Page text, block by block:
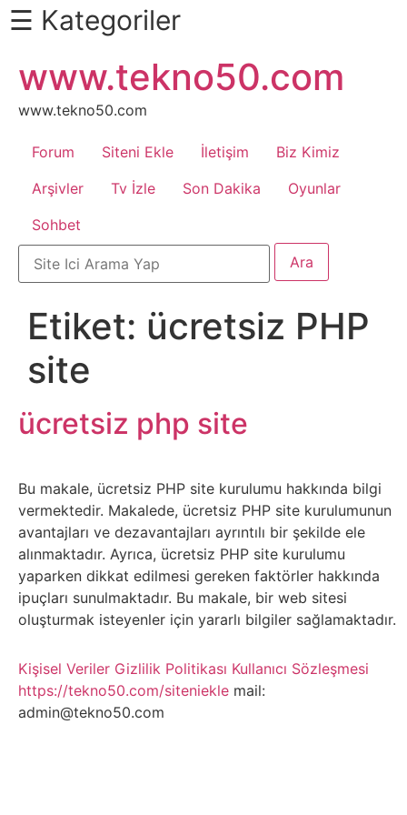
Daha
Fazlası
İçin
Kaydır
Android
Apk
Arabalar
Bankacılık
İşlemleri
Belgesel
Bilgisayar
Bilim
Bitcoin
Çizgi
☰ Kategoriler
atla
www.tekno50.com
www.tekno50.com
Forum Siteni Ekle İletişim
Biz Kimiz
Arşivler
Tv İzle Son Dakika
Oyunlar
Sohbet
Etiket: ücretsiz PHP
site
ücretsiz php site
Bu makale, ücretsiz PHP site kurulumu hakkında bilgi
vermektedir. Makalede, ücretsiz PHP site kurulumunun
avantajları ve dezavantajları ayrıntılı bir şekilde ele
alınmaktadır. Ayrıca, ücretsiz PHP site kurulumu
yaparken dikkat edilmesi gereken faktörler hakkında
ipuçları sunulmaktadır. Bu makale, bir web sitesi
oluşturmak isteyenler için yararlı bilgiler sağlamaktadır.
Kişisel Veriler Gizlilik Politikası Kullanıcı Sözleşmesi
https://tekno50.com/siteniekle mail:
admin@tekno50.com